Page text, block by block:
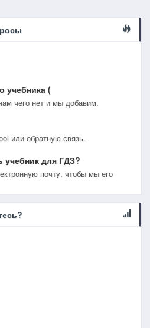
учебника (
чего нет и мы добавим.
или обратную связь.
для ГДЗ?
почту, чтобы мы его